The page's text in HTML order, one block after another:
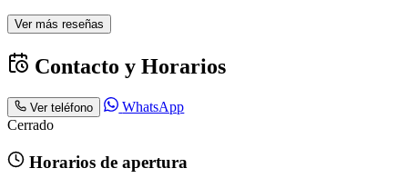
Ver más reseñas
Contacto y Horarios
Ver teléfono
WhatsApp
Cerrado
Horarios de apertura